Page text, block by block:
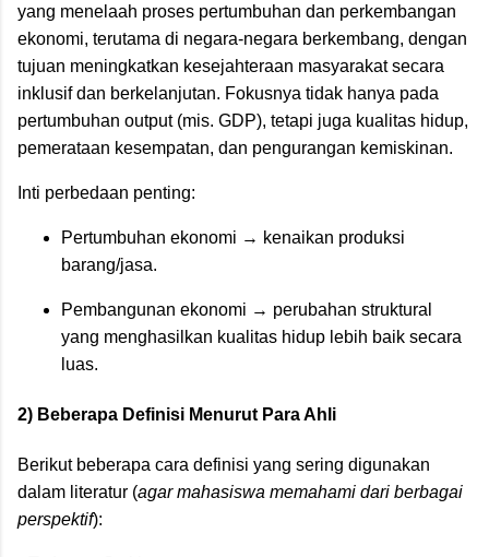
yang menelaah proses pertumbuhan dan perkembangan
ekonomi, terutama di negara-negara berkembang, dengan
tujuan meningkatkan kesejahteraan masyarakat secara
inklusif dan berkelanjutan. Fokusnya tidak hanya pada
pertumbuhan output (mis. GDP), tetapi juga kualitas hidup,
pemerataan kesempatan, dan pengurangan kemiskinan.
Inti perbedaan penting:
Pertumbuhan ekonomi → kenaikan produksi
barang/jasa.
Pembangunan ekonomi → perubahan struktural
yang menghasilkan kualitas hidup lebih baik secara
luas.
2) Beberapa Definisi Menurut Para Ahli
Berikut beberapa cara definisi yang sering digunakan
dalam literatur (agar mahasiswa memahami dari berbagai
perspektif):